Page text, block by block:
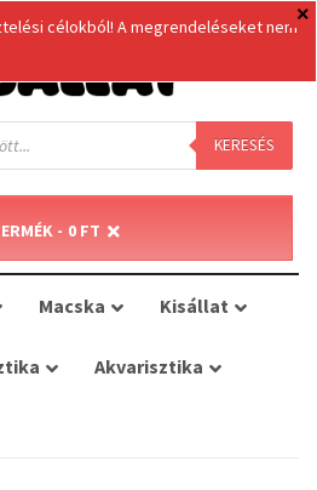
KERESÉS
0 FT
Macska Kisállat
Akvarisztika
célokból! A megrendeléseket nem